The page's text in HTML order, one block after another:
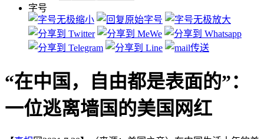
字号
“在中国，自由都是表面的”：
一位逃离墙国的美国网红